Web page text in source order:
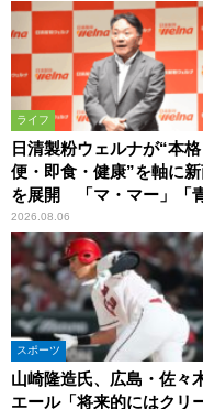
ライフ
日清製粉ウェルナが“本格
便・即食・健康”を軸に
を展開 「マ・マー」「
洞窟」ブランドを強化
2026.08.06
スポーツ
山崎隆造氏、広島・佐々
エール「将来的にはクリ